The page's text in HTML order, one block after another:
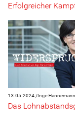
Erfolgreicher
13.05.2024 /Inge Hannemann
Das